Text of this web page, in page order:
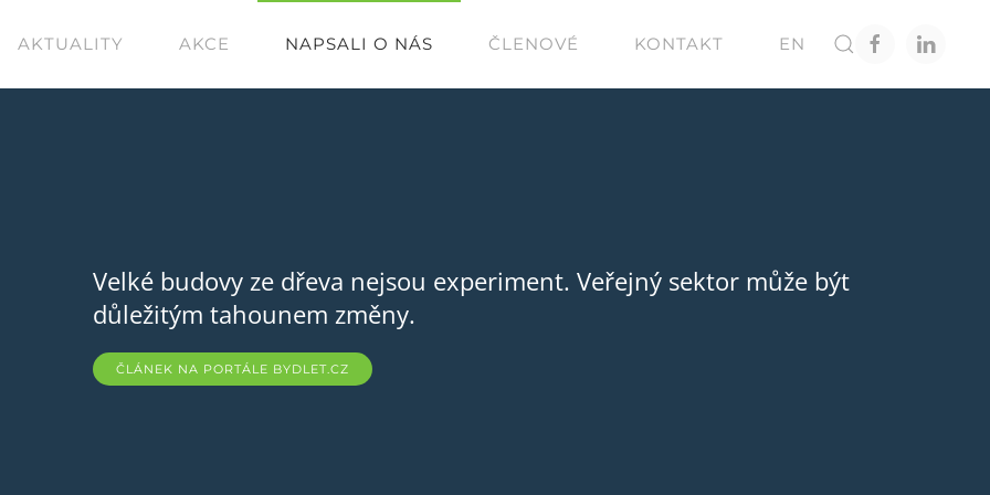
AKTUALITY AKCE NAPSALI O NÁS ČLENOVÉ KONTAKT EN
Rozhovor s ředitelkou Šance pro budovy o
úsporného stavebnictví, kvalitnějším bydlení